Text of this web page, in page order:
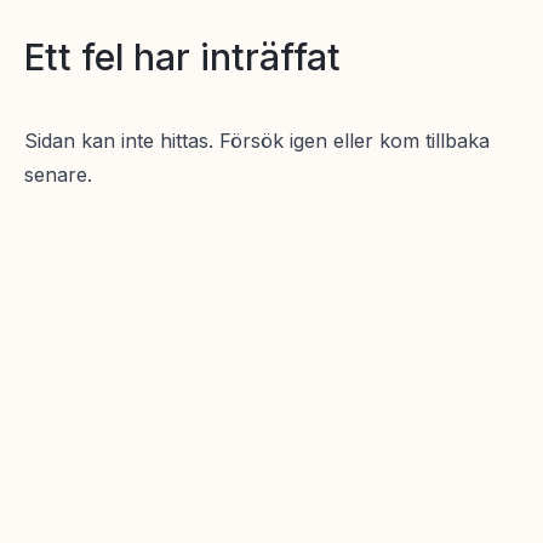
Ett fel har inträffat
Sidan kan inte hittas. Försök igen eller kom tillbaka
senare.